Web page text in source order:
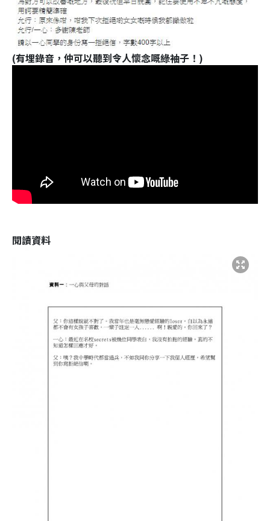
(有埋錄音，仲可以聽到令人懷念嘅綠袖子！)
閱讀資料